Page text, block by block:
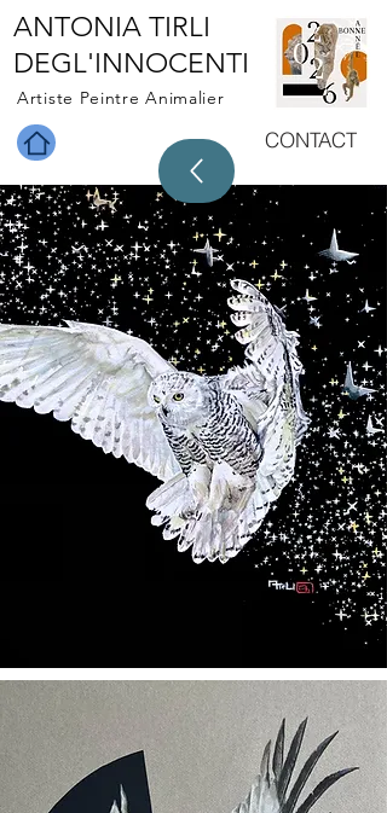
ANTONIA TIRLI
DEGL'INNOCENTI
Artiste Peintre Animalier
CONTACT